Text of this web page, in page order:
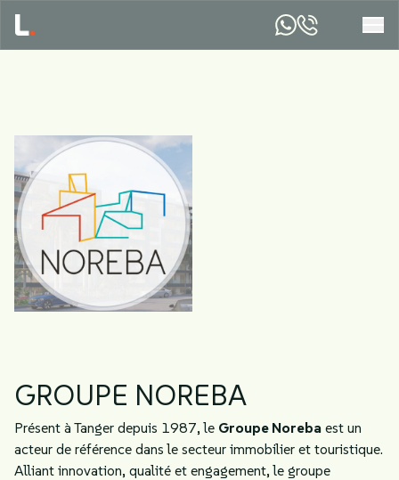
GROUPE NOREBA
Présent à Tanger depuis 1987, le Groupe Noreba est un
acteur de référence dans le secteur immobilier et touristique.
Alliant innovation, qualité et engagement, le groupe